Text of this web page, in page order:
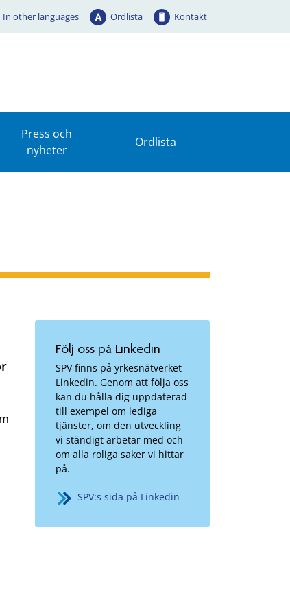
In other languages Ordlista Kontakt
Press och
nyheter
Ordlista
Följ oss på Linkedin
SPV finns på yrkesnätverket
Linkedin. Genom att följa oss
kan du hålla dig uppdaterad
till exempel om lediga
tjänster, om den utveckling
vi ständigt arbetar med och
om alla roliga saker vi hittar
på.
SPV:s sida på Linkedin